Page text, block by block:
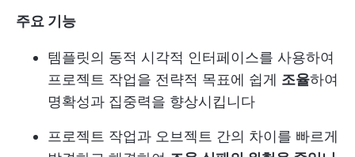
주요 기능
템플릿의 동적 시각적 인터페이스를 사용하여
프로젝트 작업을 전략적 목표에 쉽게 조율하여
명확성과 집중력을 향상시킵니다
프로젝트 작업과 오브젝트 간의 차이를 빠르게